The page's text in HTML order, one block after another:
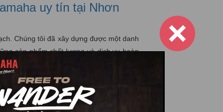
uy tín tại Nhơn
Chúng tôi đã xây dựng được một danh
sản phẩm chất lượng và dịch vụ hoàn
đến đáng tin cậy cho những ai đang
và am hiểu về các dòng xe Yamaha,